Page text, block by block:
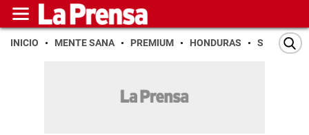
INICIO MENTE SANA PREMIUM HONDURAS SAN PEDRO